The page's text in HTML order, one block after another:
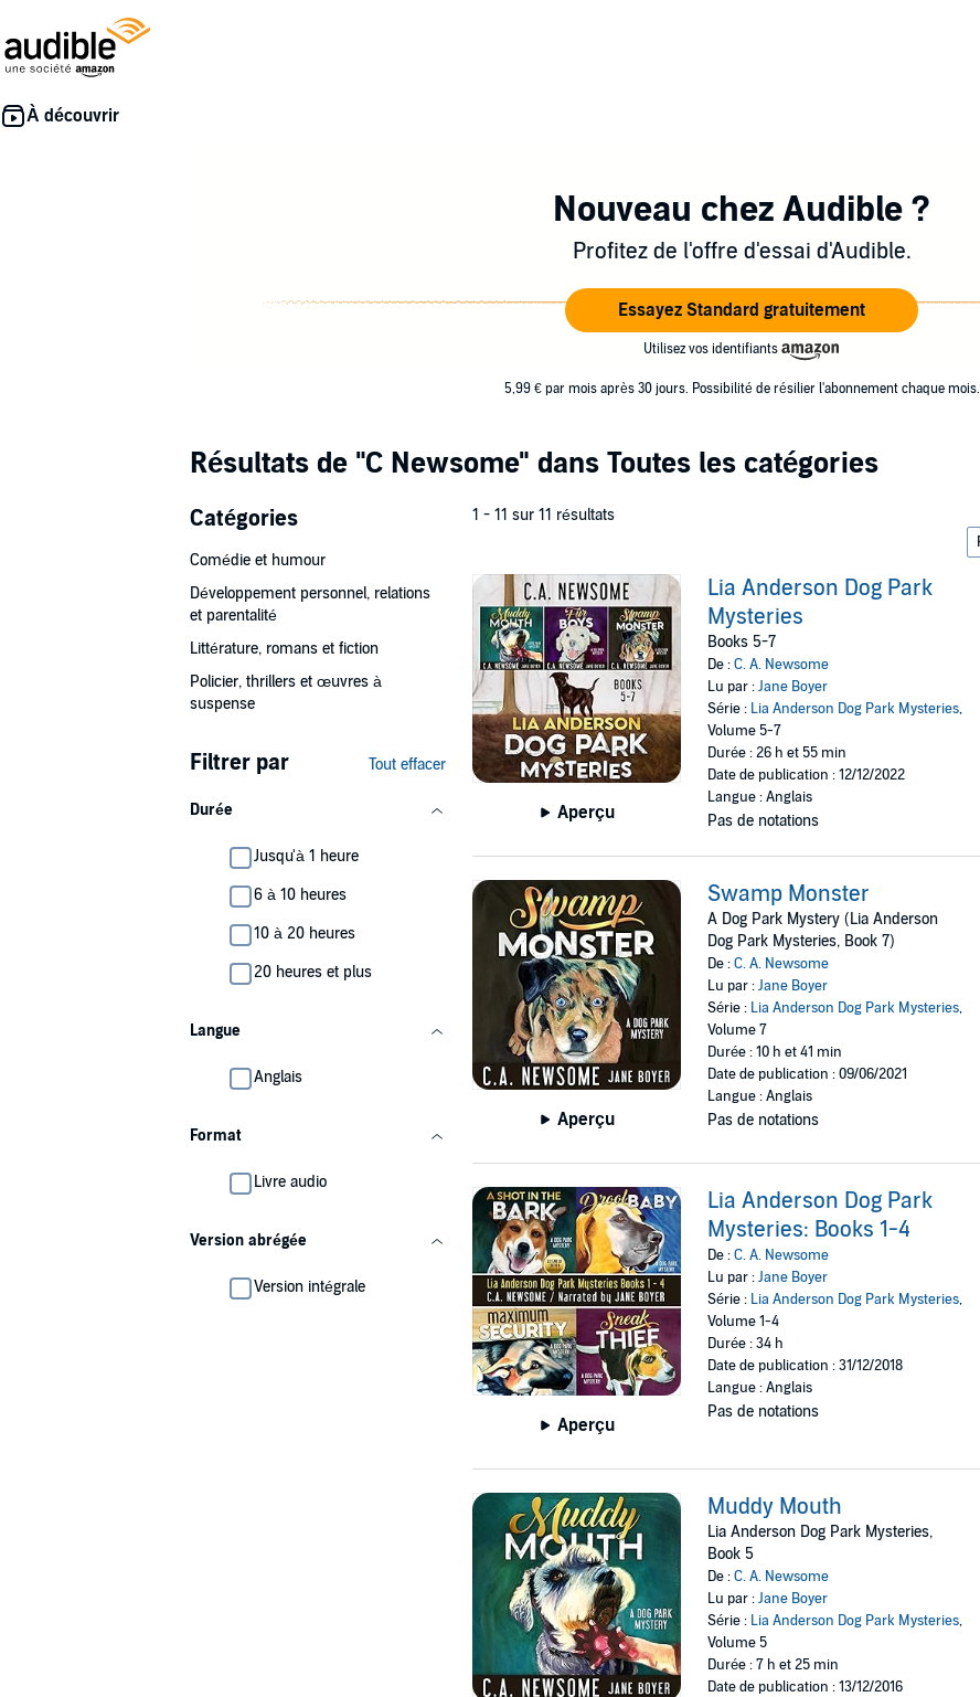
Nouveau chez Audible ?
Profitez de l'offre d'essai d'Audible.
Essayez Standard gratuitement
Utilisez vos identifiants
5,99 € par mois après 30 jours. Possibilité de résilier l'abonnement chaque mois.
Résultats de "C Newsome" dans Toutes les catégories
Catégories
Comédie et humour
Développement personnel, relations
et parentalité
Littérature, romans et fiction
Policier, thrillers et œuvres à
suspense
Filtrer par Tout effacer
Durée
Jusqu'à 1 heure
6 à 10 heures
10 à 20 heures
20 heures et plus
Langue
Anglais
Format
Livre audio
Version abrégée
Version intégrale
1 - 11 sur 11 résultats
Aperçu
Lia Anderson Dog Park
Mysteries
Books 5-7
De :C. A. Newsome
Lu par :Jane Boyer
Série : Lia Anderson Dog Park Mysteries,
Volume 5-7
Durée : 26 h et 55 min
Date de publication : 12/12/2022
Langue : Anglais
Pas de notations
Aperçu
Swamp Monster
A Dog Park Mystery (Lia Anderson
Dog Park Mysteries, Book 7)
De :C. A. Newsome
Lu par :Jane Boyer
Série : Lia Anderson Dog Park Mysteries,
Volume 7
Durée : 10 h et 41 min
Date de publication : 09/06/2021
Langue : Anglais
Pas de notations
Aperçu
Lia Anderson Dog Park
Mysteries: Books 1-4
De :C. A. Newsome
Lu par :Jane Boyer
Série : Lia Anderson Dog Park Mysteries,
Volume 1-4
Durée : 34 h
Date de publication : 31/12/2018
Langue : Anglais
Pas de notations
Muddy Mouth
Lia Anderson Dog Park Mysteries,
Book 5
De :C. A. Newsome
Lu par :Jane Boyer
Série : Lia Anderson Dog Park Mysteries,
Volume 5
Durée : 7 h et 25 min
Date de publication : 13/12/2016